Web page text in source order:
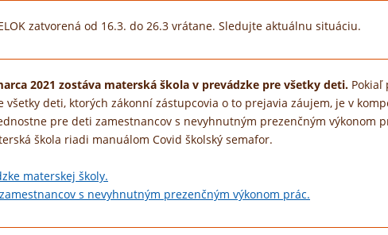
zatvorená od 16.3. do 26.3 vrátane. Sledujte aktuálnu situáciu.
2021 zostáva materská škola v prevádzke pre všetky deti. Pokiaľ
deti, ktorých zákonní zástupcovia o to prejavia záujem, je v
pre deti zamestnancov s nevyhnutným prezenčným výkonom
škola riadi manuálom Covid školský semafor.
materskej školy.
s nevyhnutným prezenčným výkonom prác.